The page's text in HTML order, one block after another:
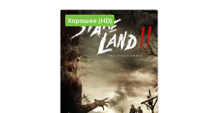
Хорошее (HD)